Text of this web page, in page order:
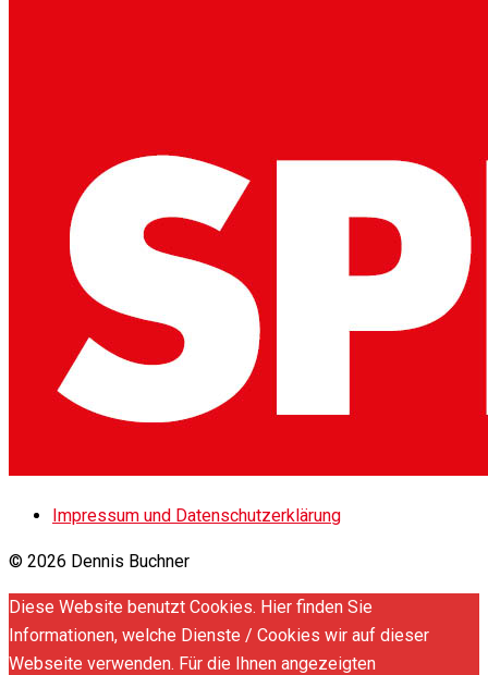
Impressum und Datenschutzerklärung
© 2026 Dennis Buchner
Diese Website benutzt Cookies. Hier finden Sie
Informationen, welche Dienste / Cookies wir auf dieser
Webseite verwenden. Für die Ihnen angezeigten